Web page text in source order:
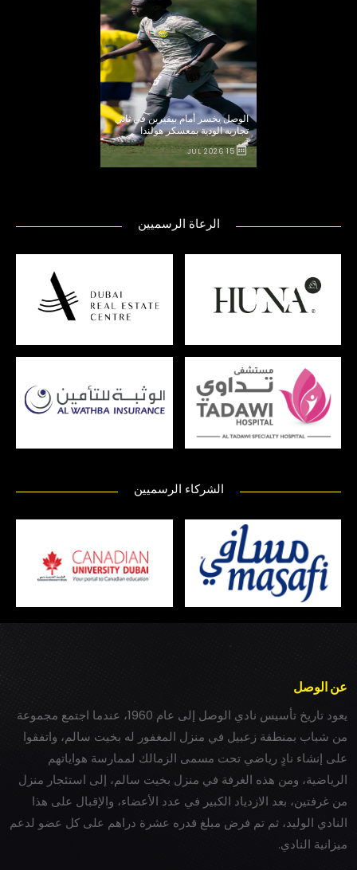
الوصل يخسر أمام بيفيرين في ثاني
تجاربه الودية بمعسكر هولندا
15 JUL 2026
الرعاة الرسميين
الشركاء الرسميين
عن الوصل
يعود تاريخ تأسيس نادي الوصل إلى عام 1960، عندما اجتمع مجموعة
من شباب بمنطقة زعبيل في منزل المغفور له بخيت سالم، واتفقوا
على إنشاء نادٍ رياضي تحت مسمى الزمالك لممارسة هواياتهم
الرياضية، ومن هذه الغرفة في منزل بخيت سالم، إلى استئجار منزل
من غرفتين، بعد الازدياد الكبير في عدد الأعضاء، والإقبال على هذا
النادي الوليد، ثم تم فرض مبلغ قدره عشرة دراهم على كل عضو لدعم
ميزانية النادي.